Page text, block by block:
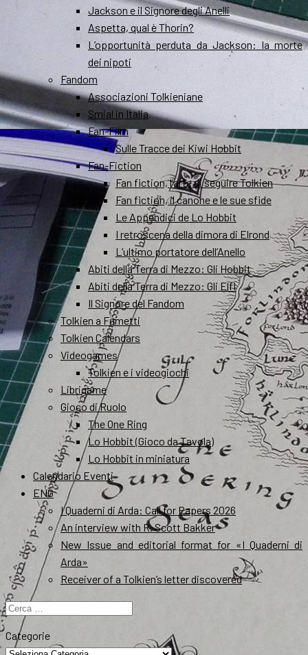
Jackson e il Signore degli Anelli
Aspetta, qual è Thorin?
L’opportunità perduta da Jackson: la morte
dei nipoti
Fandom
Associazioni Tolkieniane
Smial in Italia
Fan-Film
Sulle Tracce dei Kiwi Hobbit
Fan-Fiction
Fan fiction, l’arte di seguire Tolkien
Fan fiction, il canone e le sue sfide
Le Appendici de Lo Hobbit
I retroscena della dimora di Elrond
L’ultimo portatore dell’Anello
Abiti della Terra di Mezzo: Gli Hobbit
Abiti della Terra di Mezzo: Gli Elfi
Il Signore del Fandom
Tolkien a Fumetti
Tolkien Calendars
Videogames
Tolkien e i videogiochi
Librigame
Gioco di Ruolo
The One Ring
Lo Hobbit (Gioco da Tavola)
Lo Hobbit in miniatura
Calendario Eventi
ENG
I Quaderni di Arda: Call for Papers 2026
An interview with R. Scott Bakker
New Issue and editorial format for «I Quaderni di
Arda»
Receiver of a Tolkien’s letter discovered
Ricerca
per:
Categorie